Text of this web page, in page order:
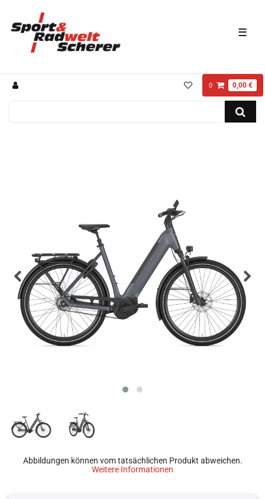
☰
0 0,00 €
Abbildungen können vom tatsächlichen Produkt abweichen.
Weitere Informationen